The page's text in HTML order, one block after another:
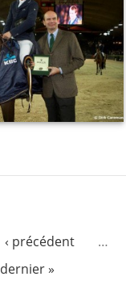
‹ précédent …
dernier »